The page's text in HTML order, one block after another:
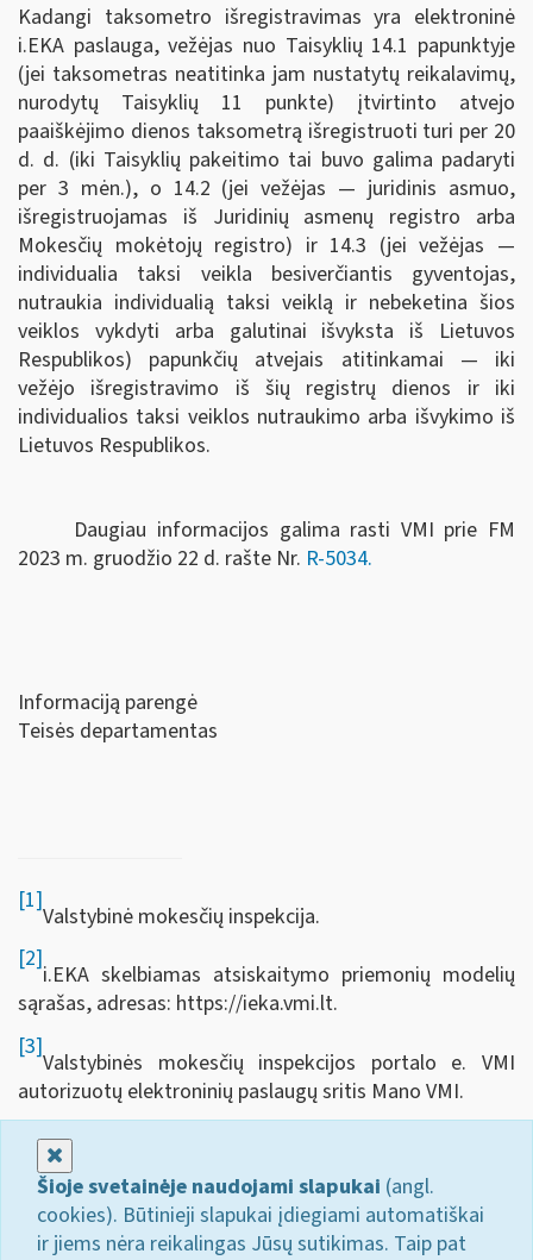
Kadangi taksometro išregistravimas yra elektroninė
i.EKA paslauga, vežėjas nuo Taisyklių 14.1 papunktyje
(jei taksometras neatitinka jam nustatytų reikalavimų,
nurodytų Taisyklių 11 punkte)
įtvirtinto atvejo
paaiškėjimo dienos taksometrą išregistruoti turi per 20
d. d. (iki Taisyklių pakeitimo tai buvo galima padaryti
per 3 mėn.), o 14.2 (jei vežėjas — juridinis asmuo,
išregistruojamas iš Juridinių asmenų registro arba
Mokesčių mokėtojų registro) ir 14.3 (jei vežėjas —
individualia taksi veikla besiverčiantis gyventojas,
nutraukia individualią taksi veiklą ir nebeketina šios
veiklos vykdyti arba galutinai išvyksta iš Lietuvos
Respublikos) papunkčių atvejais atitinkamai — iki
vežėjo išregistravimo iš šių registrų dienos ir iki
individualios taksi veiklos nutraukimo arba išvykimo iš
Lietuvos Respublikos.
Daugiau informacijos galima rasti VMI prie FM
2023 m. gruodžio 22 d. rašte Nr. R-5034.
Informaciją parengė
Teisės departamentas
[1]
Valstybinė mokesčių inspekcija.
[2]
i.EKA skelbiamas atsiskaitymo priemonių modelių
sąrašas, adresas: https://ieka.vmi.lt.
[3]
Valstybinės mokesčių inspekcijos portalo e. VMI
autorizuotų elektroninių paslaugų sritis Mano VMI.
Šioje svetainėje naudojami slapukai (angl.
cookies). Būtinieji slapukai įdiegiami automatiškai
ir jiems nėra reikalingas Jūsų sutikimas. Taip pat